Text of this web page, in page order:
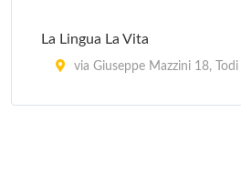
La Lingua La Vita
via Giuseppe Mazzini 18, Todi